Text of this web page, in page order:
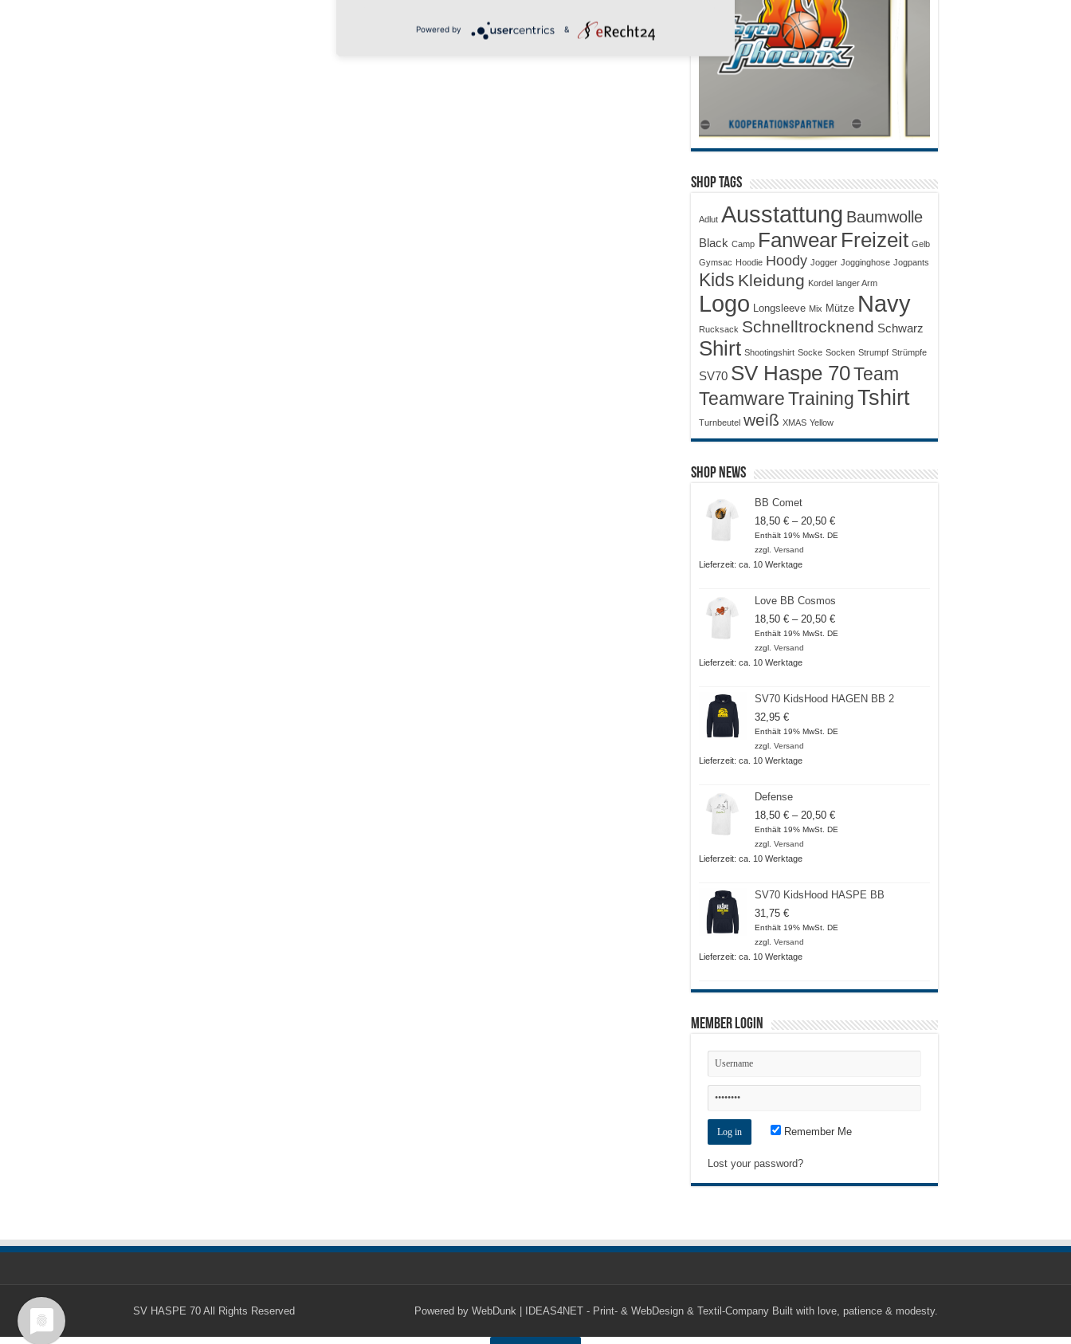
Shop Tags
Adlut Ausstattung Baumwolle
Black Camp Fanwear Freizeit Gelb
Gymsac Hoodie Hoody Jogger Jogginghose Jogpants
Kids Kleidung Kordel langer Arm
Logo Longsleeve Mix Mütze Navy
Rucksack Schnelltrocknend Schwarz
Shirt Shootingshirt Socke Socken Strumpf Strümpfe
SV70 SV Haspe 70Team
Teamware TrainingTshirt
Turnbeutel weiß XMAS Yellow
Shop News
BB Comet
18,50 € – 20,50 €Preisspanne:
18,50 €
Enthält 19% MwSt. DE
zzgl. Versand
Lieferzeit: ca. 10 Werktage
Love BB Cosmos
18,50 € – 20,50 €Preisspanne:
18,50 €
Enthält 19% MwSt. DE
zzgl. Versand
Lieferzeit: ca. 10 Werktage
SV70 KidsHood HAGEN BB 2
32,95 €
Enthält 19% MwSt. DE
zzgl. Versand
Lieferzeit: ca. 10 Werktage
Defense
18,50 € – 20,50 €Preisspanne:
18,50 €
Enthält 19% MwSt. DE
zzgl. Versand
Lieferzeit: ca. 10 Werktage
SV70 KidsHood HASPE BB
31,75 €
Enthält 19% MwSt. DE
zzgl. Versand
Lieferzeit: ca. 10 Werktage
Member Login
Remember Me
Lost your password?
Powered by WebDunk | IDEAS4NET - Print- & WebDesign & Textil-Company Built with love, patience & modesty.
SV HASPE 70 All Rights Reserved
Powered by &